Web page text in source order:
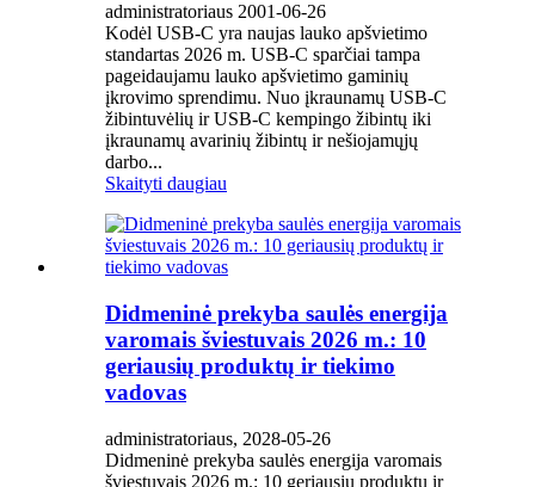
administratoriaus 2001-06-26
Kodėl USB-C yra naujas lauko apšvietimo
standartas 2026 m. USB-C sparčiai tampa
pageidaujamu lauko apšvietimo gaminių
įkrovimo sprendimu. Nuo įkraunamų USB-C
žibintuvėlių ir USB-C kempingo žibintų iki
įkraunamų avarinių žibintų ir nešiojamųjų
darbo...
Skaityti daugiau
Didmeninė prekyba saulės energija
varomais šviestuvais 2026 m.: 10
geriausių produktų ir tiekimo
vadovas
administratoriaus, 2028-05-26
Didmeninė prekyba saulės energija varomais
šviestuvais 2026 m.: 10 geriausių produktų ir